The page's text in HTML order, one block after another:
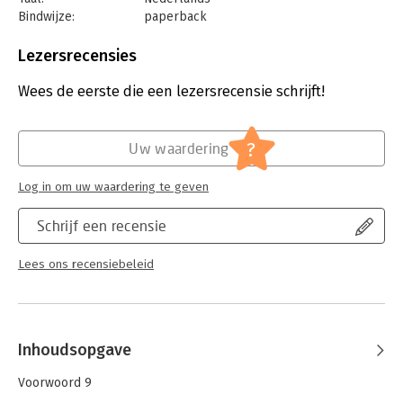
Bindwijze:
paperback
Uitgever:
Verschijningsdatum:
25-3-2021
Woordenboeken en taal
Lezersrecensies
Wees de eerste die een lezersrecensie schrijft!
Schrijf een recensie
Lees ons recensiebeleid
Uw waardering ?
Log in om uw waardering te geven
Inhoudsopgave
Voorwoord 9